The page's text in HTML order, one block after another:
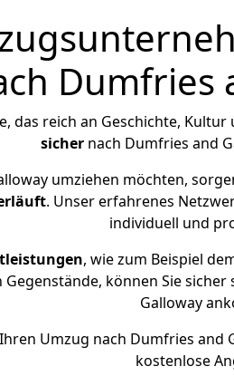
Dumfries
das reich an Geschichte,
sichernach Dumfries and
umziehen möchten,
. Unser erfahrenes
individuell und
, wie zum Beispiel
können Sie sicher
Galloway
Umzug nach Dumfries and
kostenlose